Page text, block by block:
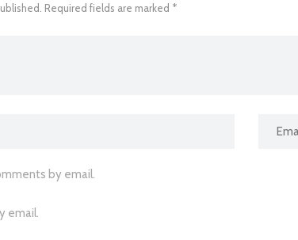
Required fields are marked *
by email.
email.